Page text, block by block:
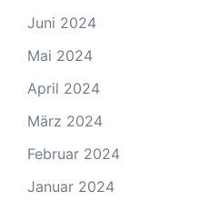
Juni 2024
Mai 2024
April 2024
März 2024
Februar 2024
Januar 2024